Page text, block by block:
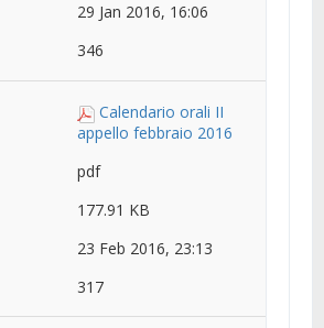
29 Jan 2016, 16:06
346
Calendario orali II
appello febbraio 2016
pdf
177.91 KB
23 Feb 2016, 23:13
317